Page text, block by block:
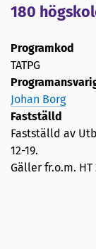
180
Programkod
TATPG
Johan Borg
Fastställd
Fastställd av
12-19.
Gäller fr.o.m. HT